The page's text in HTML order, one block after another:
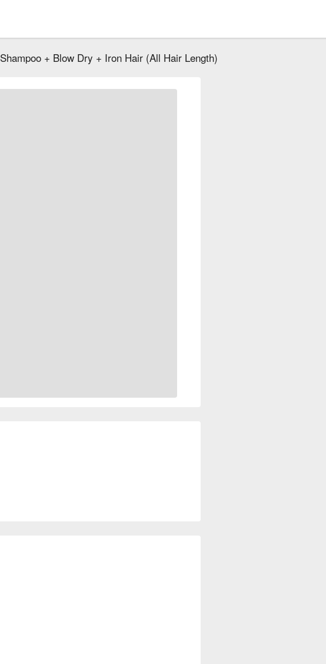
Shampoo + Blow Dry + Iron Hair (All Hair Length)